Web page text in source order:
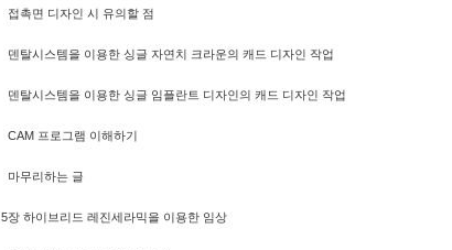
접촉면 디자인 시 유의할 점
덴탈시스템을 이용한 싱글 자연치 크라운의 캐드 디자인 작업
덴탈시스템을 이용한 싱글 임플란트 디자인의 캐드 디자인 작업
CAM 프로그램 이해하기
마무리하는 글
5장 하이브리드 레진세라믹을 이용한 임상